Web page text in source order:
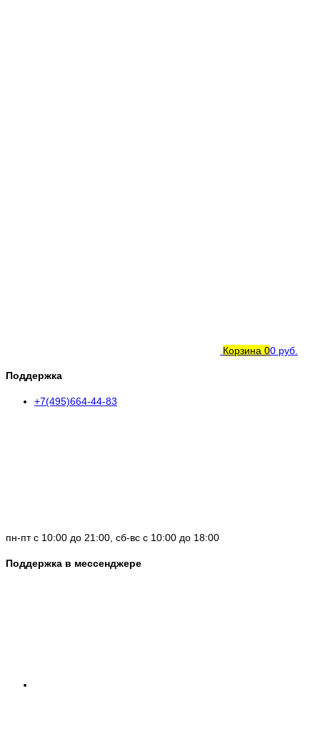
Корзина 00 руб.
Поддержка
+7(495)664-44-83
пн-пт с 10:00 до 21:00, сб-вс с 10:00 до 18:00
Поддержка в мессенджере